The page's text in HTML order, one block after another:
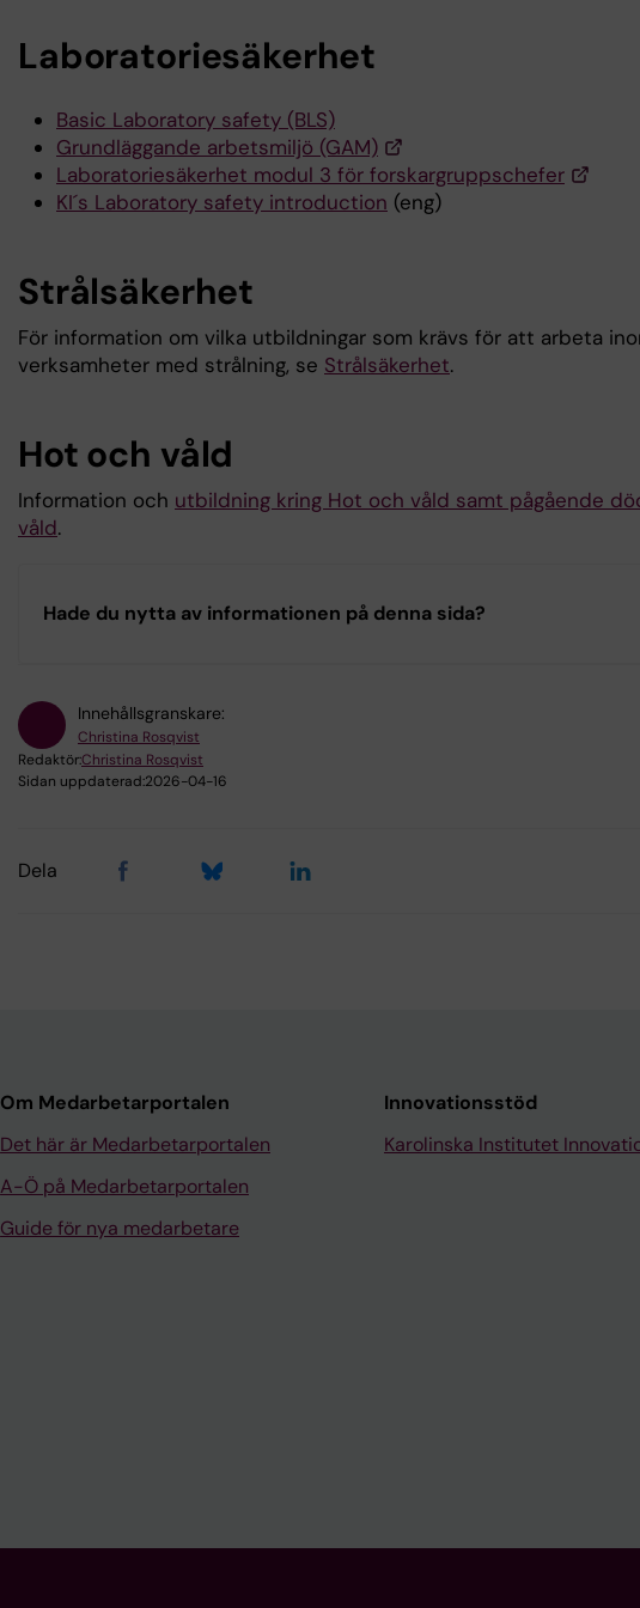
Laboratoriesäkerhet
Basic Laboratory safety (BLS)
Grundläggande arbetsmiljö (GAM)
Laboratoriesäkerhet modul 3 för forskargruppschefer
KI´s Laboratory safety introduction (eng)
Strålsäkerhet
För information om vilka utbildningar som krävs för att arbeta
verksamheter med strålning, se Strålsäkerhet.
Hot och våld
Information och utbildning kring Hot och våld samt pågående
våld.
Hade du nytta av informationen på denna sida?
Innehållsgranskare:
Christina Rosqvist
Redaktör:Christina Rosqvist
Sidan uppdaterad:2026-04-16
Dela
Om Medarbetarportalen
Det här är Medarbetarportalen
A-Ö på Medarbetarportalen
Guide för nya medarbetare
Innovationsstöd
Karolinska Institutet